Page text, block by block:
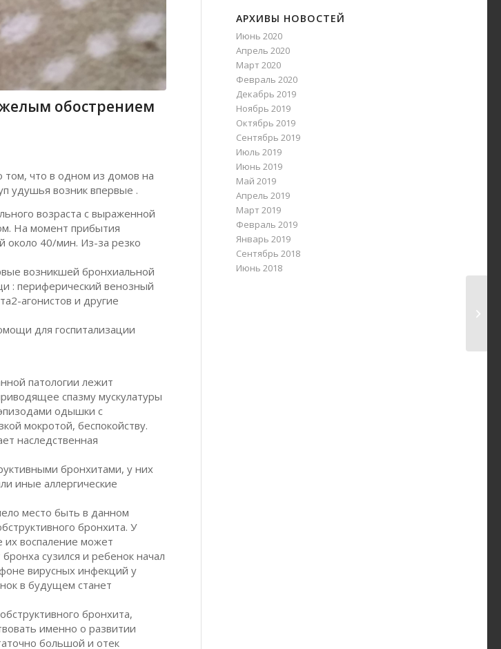
обострением
что в одном из домов на
удушья возник впервые .
возраста с выраженной
На момент прибытия
около 40/мин. Из-за резко
возникшей бронхиальной
: периферический венозный
агонистов и другие
для госпитализации
патологии лежит
спазму мускулатуры
одышки с
мокротой, беспокойству.
наследственная
бронхитами, у них
иные аллергические
место быть в данном
бронхита. У
их воспаление может
сузился и ребенок начал
вирусных инфекций у
в будущем станет
бронхита,
именно о развитии
большой и отек
АРХИВЫ НОВОСТЕЙ
Июнь 2020
Апрель 2020
Март 2020
Февраль 2020
Декабрь 2019
Ноябрь 2019
Октябрь 2019
Сентябрь 2019
Июль 2019
Июнь 2019
Май 2019
Апрель 2019
Март 2019
Февраль 2019
Январь 2019
Сентябрь 2018
Июнь 2018